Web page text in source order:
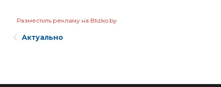
Разместить рекламу на Blizko.by
Актуально